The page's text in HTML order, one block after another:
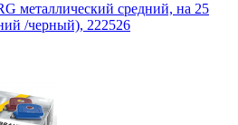
металлический средний, на 25
/черный), 222526